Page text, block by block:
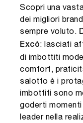
Scopri una
dei migliori
sempre voluto.
Excò: lasciati
di imbottiti
comfort,
salotto è i
imbottiti sono
goderti
leader nella